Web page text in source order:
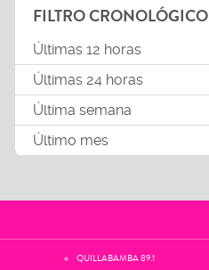
FILTRO CRONOLÓGICO
Últimas 12 horas
Últimas 24 horas
Última semana
Último mes
QUILLABAMBA 89.1